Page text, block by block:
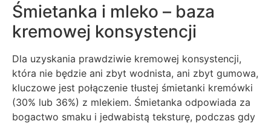
Śmietanka i mleko – baza
kremowej konsystencji
Dla uzyskania prawdziwie kremowej konsystencji,
która nie będzie ani zbyt wodnista, ani zbyt gumowa,
kluczowe jest połączenie tłustej śmietanki kremówki
(30% lub 36%) z mlekiem. Śmietanka odpowiada za
bogactwo smaku i jedwabistą teksturę, podczas gdy